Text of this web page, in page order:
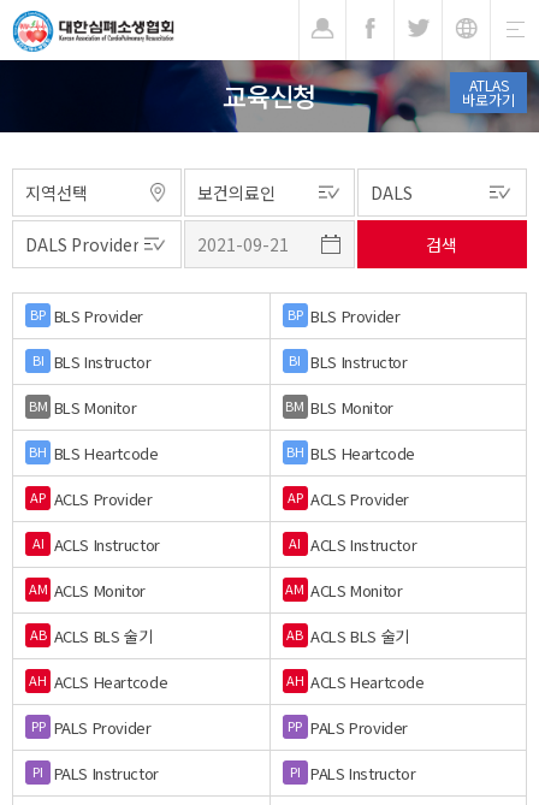
ATLAS
바로가기
교육신청
BP BLS Provider BP BLS Provider
BI BLS Instructor BI BLS Instructor
BM BLS Monitor BM BLS Monitor
BH BLS Heartcode BH BLS Heartcode
AP ACLS Provider AP ACLS Provider
AI ACLS Instructor AI ACLS Instructor
AM ACLS Monitor AM ACLS Monitor
AB ACLS BLS 술기 AB ACLS BLS 술기
AH ACLS Heartcode AH ACLS Heartcode
PP PALS Provider PP PALS Provider
PI PALS Instructor PI PALS Instructor